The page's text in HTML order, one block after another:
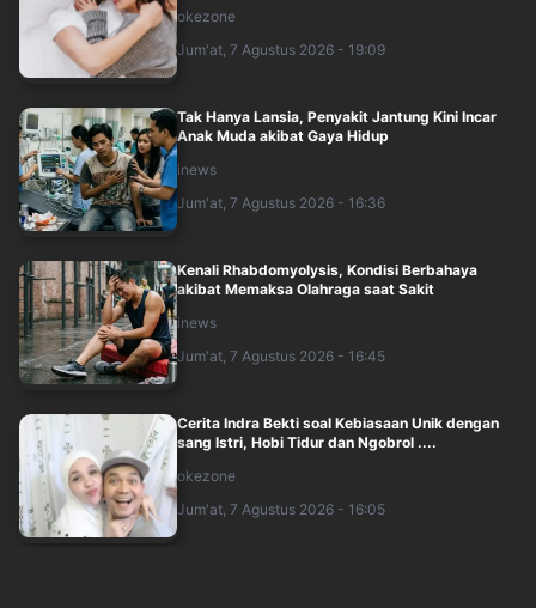
okezone
Jum'at, 7 Agustus 2026 - 19:09
Tak Hanya Lansia, Penyakit Jantung Kini Incar
Anak Muda akibat Gaya Hidup
inews
Jum'at, 7 Agustus 2026 - 16:36
Kenali Rhabdomyolysis, Kondisi Berbahaya
akibat Memaksa Olahraga saat Sakit
inews
Jum'at, 7 Agustus 2026 - 16:45
Cerita Indra Bekti soal Kebiasaan Unik dengan
sang Istri, Hobi Tidur dan Ngobrol ....
okezone
Jum'at, 7 Agustus 2026 - 16:05